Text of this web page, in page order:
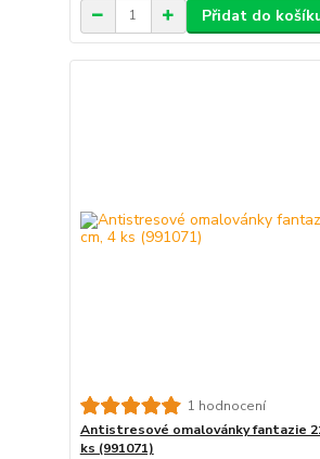
Přidat do
1 hodnocení
Antistresové omalovánky fantazie
ks (991071)